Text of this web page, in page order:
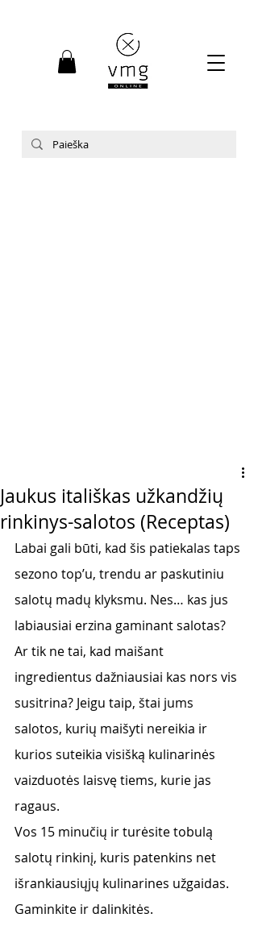
Jaukus itališkas užkandžių
rinkinys-salotos (Receptas)
Labai gali būti, kad šis patiekalas taps
sezono top’u, trendu ar paskutiniu
salotų madų klyksmu. Nes… kas jus
labiausiai erzina gaminant salotas?
Ar tik ne tai, kad maišant
ingredientus dažniausiai kas nors vis
susitrina? Jeigu taip, štai jums
salotos, kurių maišyti nereikia ir
kurios suteikia visišką kulinarinės
vaizduotės laisvę tiems, kurie jas
ragaus.
Vos 15 minučių ir turėsite tobulą
salotų rinkinį, kuris patenkins net
išrankiausiųjų kulinarines užgaidas.
Gaminkite ir dalinkitės.